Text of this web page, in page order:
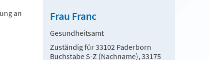
an
Frau Franc
Gesundheitsamt
Zuständig für 33102 Paderborn
Buchstabe S-Z (Nachname), 33175